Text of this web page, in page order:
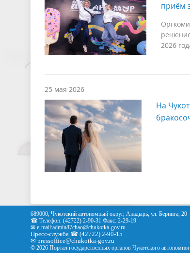
приём
2026
25 мая 2026
На
689000, Чукотский автономный округ, Анадырь, ул. Беринга, 20
☎ Телефон: (42722) 2-90-31 Факс: 2-29-19
✉ e-mail:admin87chao@chukotka-gov.ru
Пресс-служба ☎ (42722) 2-90-15
✉ pressoffice@chukotka-gov.ru
© 2026 Портал государственных органов Чукотского